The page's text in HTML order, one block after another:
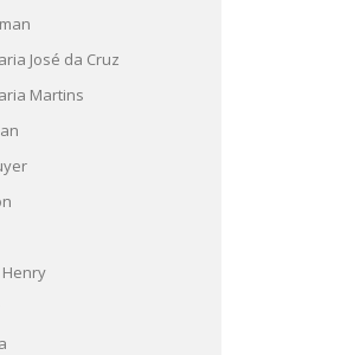
José da Cruz
Martins
Henry